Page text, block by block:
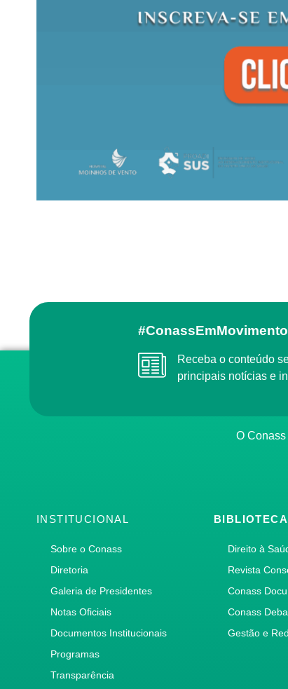
#ConassEmMovimento
Receba o conteúdo semanal do Conass com as
principais notícias e
O
INSTITUCIONAL
Sobre o Conass
Diretoria
Galeria de Presidentes
Notas Oficiais
Documentos Institucionais
Programas
Transparência
Direito à
Revista
Conass
Conass
Gestão e